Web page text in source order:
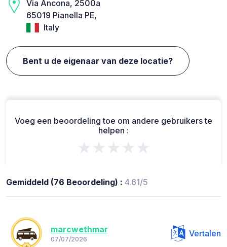
Via Ancona, 2500a
65019 Pianella PE,
Italy
Bent u de eigenaar van deze locatie?
Voeg een beoordeling toe om andere gebruikers te
helpen :
★★★★★
Gemiddeld (76 Beoordeling) : 4.61/5
marcwethmar
07/07/2026
Vertalen